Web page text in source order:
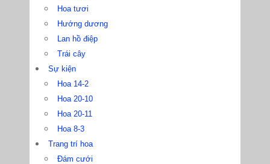
Hoa tươi
Hướng dương
Lan hồ điệp
Trái cây
Sự kiện
Hoa 14-2
Hoa 20-10
Hoa 20-11
Hoa 8-3
Trang trí hoa
Đám cưới